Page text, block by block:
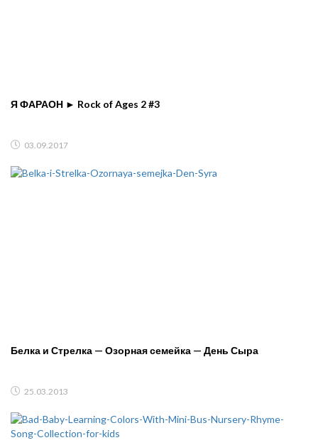
Я ФАРАОН ► Rock of Ages 2 #3
03.09.2017
Белка и Стрелка — Озорная семейка — День Сыра
25.03.2013